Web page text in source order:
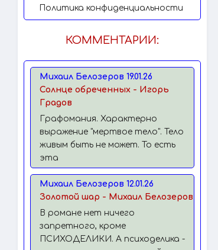
Политика конфиденциальности
КОММЕНТАРИИ:
Михаил Белозеров 19.01.26
Солнце обреченных - Игорь
Градов
Графомания. Характерно
выражение "мертвое тело". Тело
живым быть не может. То есть
эта
Михаил Белозеров 12.01.26
Золотой шар - Михаил Белозеров
В романе нет ничего
запретного, кроме
ПСИХОДЕЛИКИ. А психоделика -